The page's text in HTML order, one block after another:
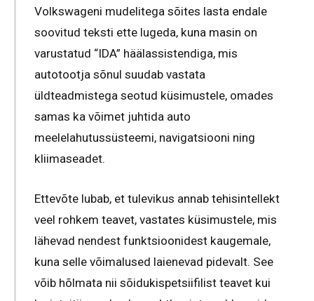
Volkswageni mudelitega sõites lasta endale
soovitud teksti ette lugeda, kuna masin on
varustatud “IDA” häälassistendiga, mis
autotootja sõnul suudab vastata
üldteadmistega seotud küsimustele, omades
samas ka võimet juhtida auto
meelelahutussüsteemi, navigatsiooni ning
kliimaseadet.
Ettevõte lubab, et tulevikus annab tehisintellekt
veel rohkem teavet, vastates küsimustele, mis
lähevad nendest funktsioonidest kaugemale,
kuna selle võimalused laienevad pidevalt. See
võib hõlmata nii sõidukispetsiifilist teavet kui